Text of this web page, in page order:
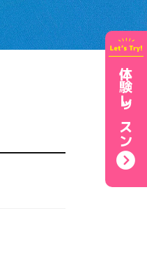
体験レッスン